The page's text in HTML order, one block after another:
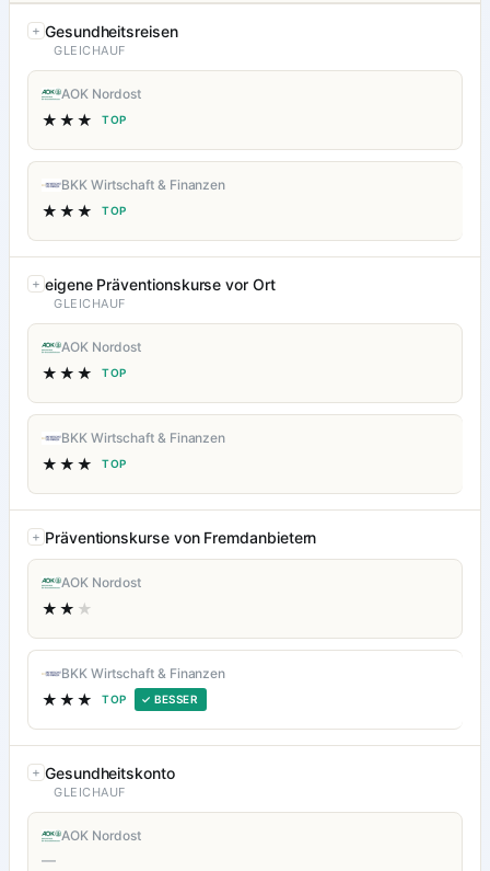
Gesundheitsreisen
GLEICHAUF
AOK Nordost
★★★ TOP
BKK Wirtschaft & Finanzen
★★★ TOP
eigene Präventionskurse vor Ort
GLEICHAUF
AOK Nordost
★★★ TOP
BKK Wirtschaft & Finanzen
★★★ TOP
Präventionskurse von Fremdanbietern
AOK Nordost
★★ ★
BKK Wirtschaft & Finanzen
★★★ TOP ✓ BESSER
Gesundheitskonto
GLEICHAUF
AOK Nordost
—